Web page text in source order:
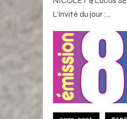
L'invité du jour :…